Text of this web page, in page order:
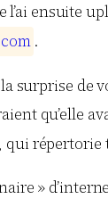
l’ai ensuite
com .
surprise de
qu’elle
qui
»